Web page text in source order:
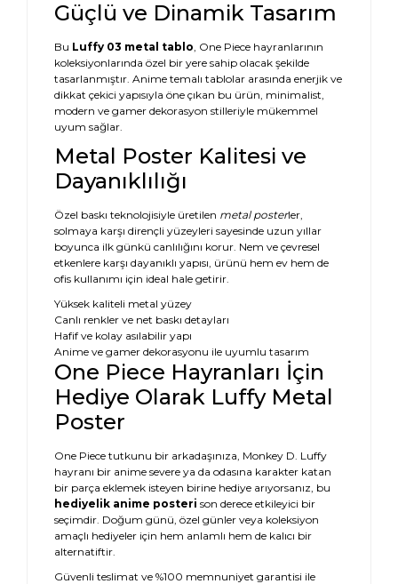
Güçlü ve Dinamik Tasarım
Bu Luffy 03 metal tablo, One Piece hayranlarının
koleksiyonlarında özel bir yere sahip olacak şekilde
tasarlanmıştır. Anime temalı tablolar arasında enerjik ve
dikkat çekici yapısıyla öne çıkan bu ürün, minimalist,
modern ve gamer dekorasyon stilleriyle mükemmel
uyum sağlar.
Metal Poster Kalitesi ve
Dayanıklılığı
Özel baskı teknolojisiyle üretilen metal posterler,
solmaya karşı dirençli yüzeyleri sayesinde uzun yıllar
boyunca ilk günkü canlılığını korur. Nem ve çevresel
etkenlere karşı dayanıklı yapısı, ürünü hem ev hem de
ofis kullanımı için ideal hale getirir.
Yüksek kaliteli metal yüzey
Canlı renkler ve net baskı detayları
Hafif ve kolay asılabilir yapı
Anime ve gamer dekorasyonu ile uyumlu tasarım
One Piece Hayranları İçin
Hediye Olarak Luffy Metal
Poster
One Piece tutkunu bir arkadaşınıza, Monkey D. Luffy
hayranı bir anime severe ya da odasına karakter katan
bir parça eklemek isteyen birine hediye arıyorsanız, bu
hediyelik anime posteri son derece etkileyici bir
seçimdir. Doğum günü, özel günler veya koleksiyon
amaçlı hediyeler için hem anlamlı hem de kalıcı bir
alternatiftir.
Güvenli teslimat ve %100 memnuniyet garantisi ile